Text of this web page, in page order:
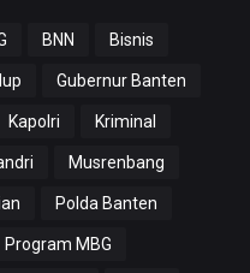
BNN Bisnis
Gubernur Banten
Kapolri Kriminal
Musrenbang
Polda Banten
Program MBG